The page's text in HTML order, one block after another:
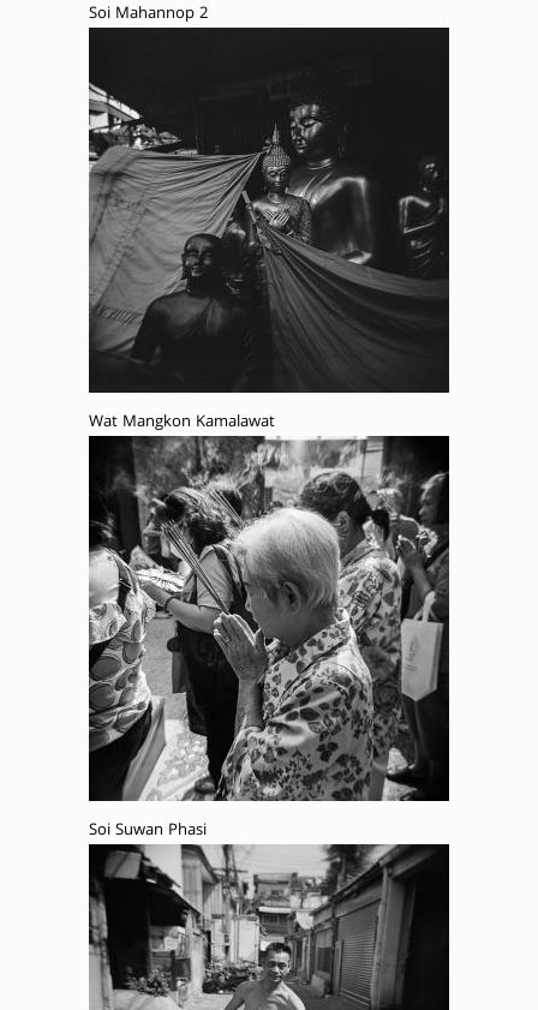
Soi Mahannop 2
Wat Mangkon Kamalawat
Soi Suwan Phasi